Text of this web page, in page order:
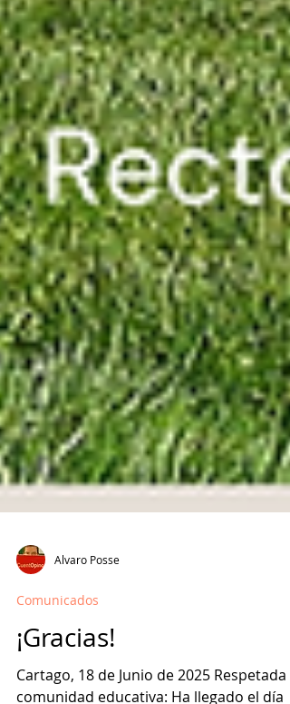
Alvaro Posse
Comunicados